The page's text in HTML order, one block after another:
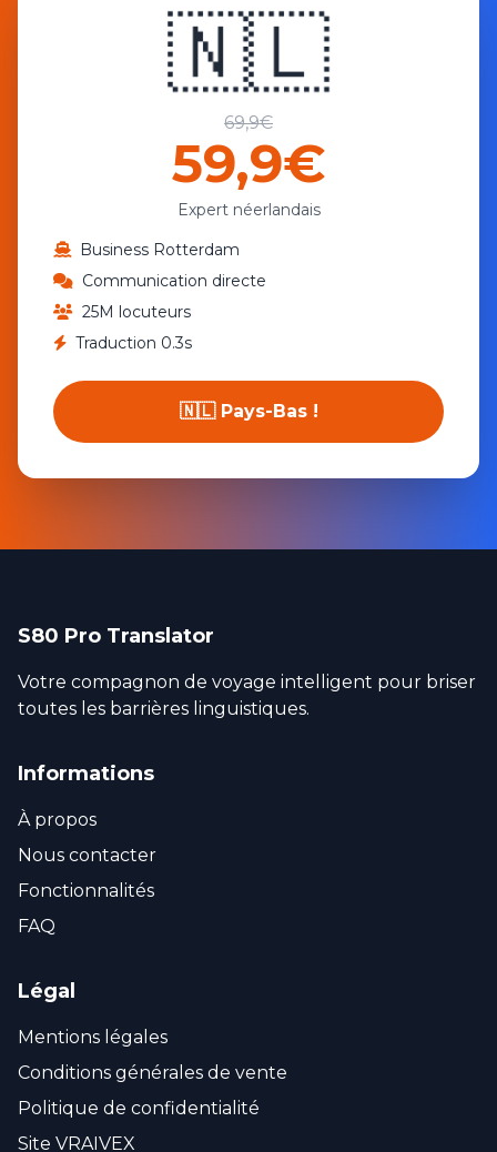
🇳🇱
69,9€
59,9€
Expert néerlandais
Business Rotterdam
Communication directe
25M locuteurs
Traduction 0.3s
🇳🇱 Pays-Bas !
S80 Pro Translator
Votre compagnon de voyage intelligent pour briser
toutes les barrières linguistiques.
Informations
À propos
Nous contacter
Fonctionnalités
FAQ
Légal
Mentions légales
Conditions générales de vente
Politique de confidentialité
Site VRAIVEX